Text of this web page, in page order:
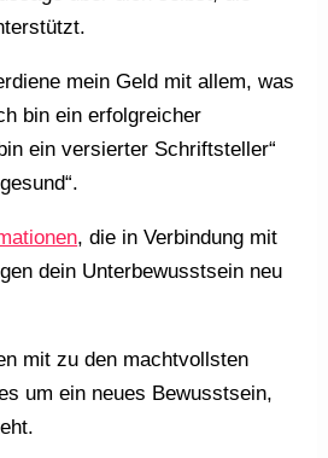
mein Geld mit allem, was
bin ein erfolgreicher
ein versierter Schriftsteller“
, die in Verbindung mit
dein Unterbewusstsein neu
mit zu den machtvollsten
um ein neues Bewusstsein,